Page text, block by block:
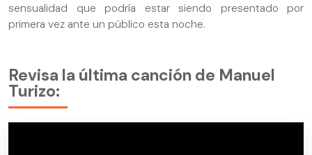
sensualidad que podría estar siendo presentado por
primera vez ante un público esta noche.
Revisa la última canción de Manuel
Turizo: